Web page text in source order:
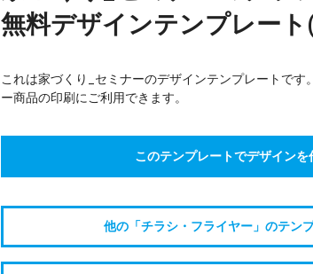
無料デザインテンプレー
これは家づくり_セミナーのデザインテンプレートです
ー商品の印刷にご利用できます。
このテンプレートでデザインを
他の「チラシ・フライヤー」のテン